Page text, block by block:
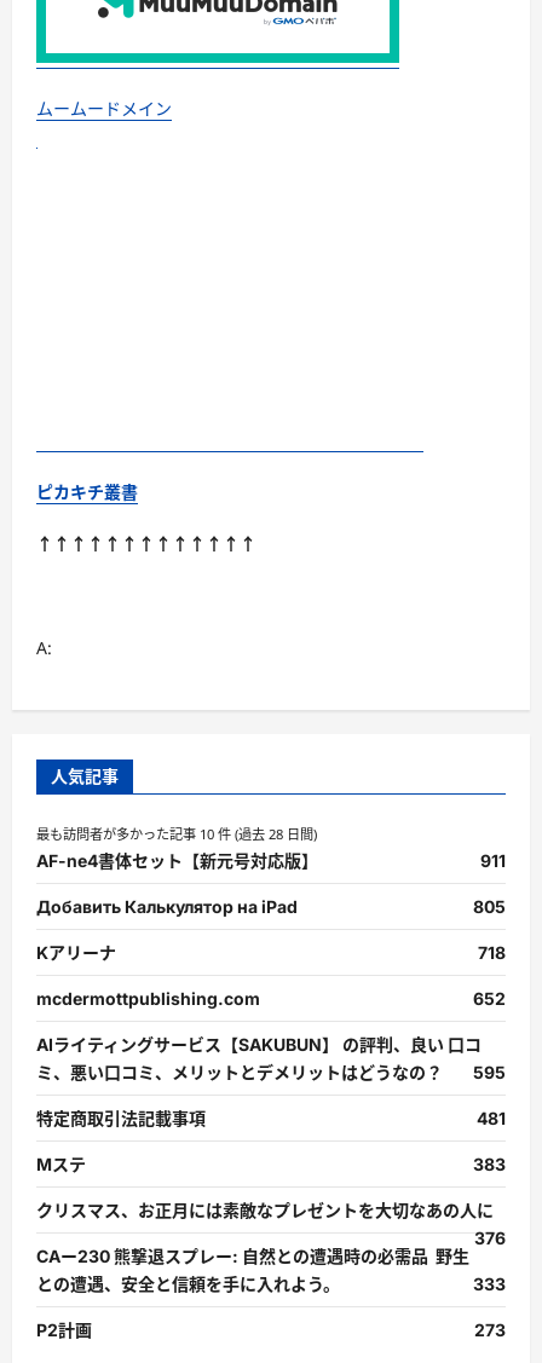
ムームードメイン
ピカキチ叢書
↑↑↑↑↑↑↑↑↑↑↑↑↑
A:
人気記事
最も訪問者が多かった記事 10 件 (過去 28 日間)
AF-ne4書体セット【新元号対応版】 911
Добавить Калькулятор на iPad 805
Kアリーナ 718
mcdermottpublishing.com 652
AIライティングサービス【SAKUBUN】 の評判、良い 口コ
ミ、悪い口コミ、メリットとデメリットはどうなの？
595
特定商取引法記載事項 481
Mステ 383
クリスマス、お正月には素敵なプレゼントを大切なあの人に
376
CAー230 熊撃退スプレー: 自然との遭遇時の必需品 野生
との遭遇、安全と信頼を手に入れよう。
333
P2計画 273